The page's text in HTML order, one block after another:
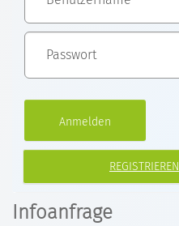
REGISTRIEREN
Infoanfrage